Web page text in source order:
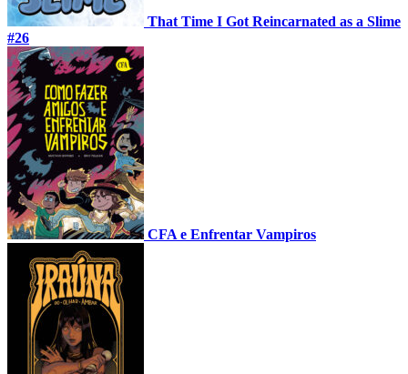
That Time I Got Reincarnated as a Slime
#26
CFA e Enfrentar Vampiros